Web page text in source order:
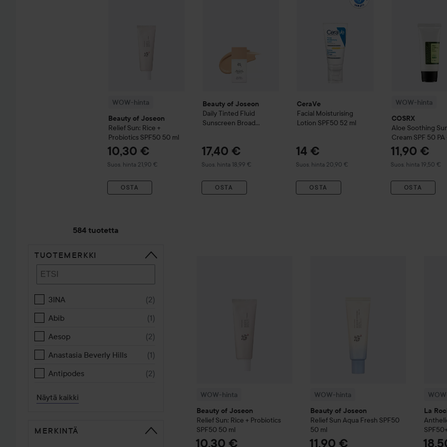
WOW-hinta
Beauty of Joseon
Relief Sun: Rice +
Probiotics SPF50 50 ml
10,30 €
Suos. hinta 21,90 €
Suositeltu hinta 21,90 €
OSTA
Beauty of Joseon
Daily Tinted Fluid
Sunscreen Broad
17,40 €
Suos. hinta 18,99 €
Suositeltu hinta 18,99 €
OSTA
CeraVe
Facial Moisturising
Lotion SPF50 52 ml
14 €
Suos. hinta 20,90 €
Suositeltu hinta 20,90 €
OSTA
WOW-hinta
COSRX
Aloe Soothing
Cream SPF 50 PA
ml
11,90 €
Suos. hinta 19,50 €
Suositeltu hinta 19,50
OSTA
584 tuotetta
SIIRTYÄ JHK LAJITTELE
TUOTEMERKKI
3INA (2)
Abib
(1)
Aesop
(2)
Anastasia Beverly Hills
(1)
Antipodes
(2)
Näytä kaikki
MERKINTÄ
WOW-hinta
Beauty of Joseon
Relief Sun: Rice + Probiotics
SPF50 50 ml
10,30 €
WOW-hinta
Beauty of Joseon
Relief Sun Aqua Fresh SPF50
50 ml
11,90 €
Relief
La